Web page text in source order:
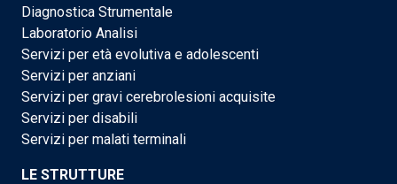
Diagnostica Strumentale
Laboratorio Analisi
Servizi per età evolutiva e adolescenti
Servizi per anziani
Servizi per gravi cerebrolesioni acquisite
Servizi per disabili
Servizi per malati terminali
LE STRUTTURE